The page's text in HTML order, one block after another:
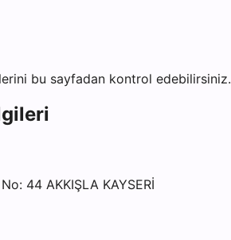
bu sayfadan kontrol edebilirsiniz.
44 AKKIŞLA KAYSERİ